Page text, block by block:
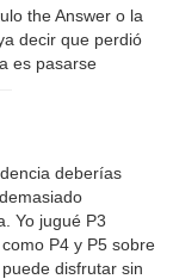
the Answer o la
decir que perdió
es pasarse
deberías
Yo jugué P3
P4 y P5 sobre
disfrutar sin